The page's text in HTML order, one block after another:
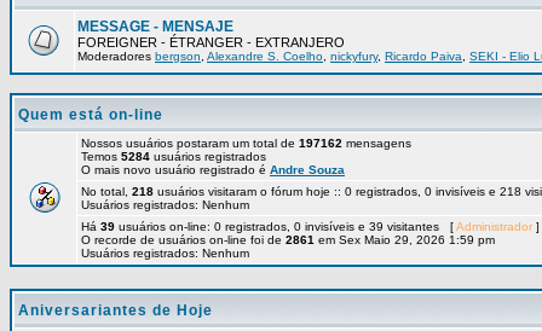
MESSAGE - MENSAJE
FOREIGNER - ÉTRANGER - EXTRANJERO
Moderadores bergson Alexandre S. Coelho nickyfury, Ricardo Paiva SEKI - Elio
Quem está on-line
Nossos usuários postaram um total de 197162 mensagens
Temos 5284 usuários registrados
O mais novo usuário registrado é Andre Souza
No total, 218 usuários visitaram o fórum hoje :: 0 registrados, 0 invisíveis e 218
Usuários registrados: Nenhum
Há 39 usuários on-line: 0 registrados, 0 invisíveis e 39 visitantes [Administrador
O recorde de usuários on-line foi de 2861 em Sex Maio 29, 2026 1:59 pm
Usuários registrados: Nenhum
Aniversariantes de Hoje